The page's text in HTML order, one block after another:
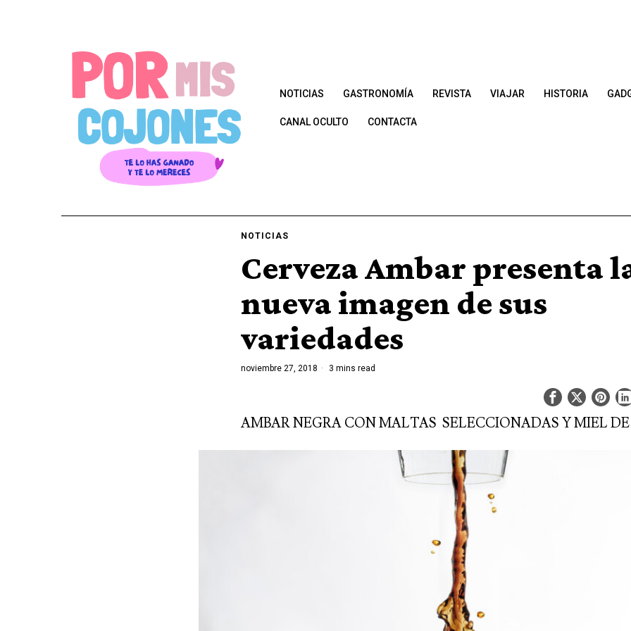
NOTICIAS GASTRONOMÍA REVISTA VIAJAR HISTORIA
CANAL OCULTO CONTACTA
NOTICIAS
Cerveza Ambar presenta
nueva imagen de sus
variedades
noviembre 27, 2018 3 mins read
AMBAR NEGRA CON MALTAS SELECCIONADAS Y MIEL